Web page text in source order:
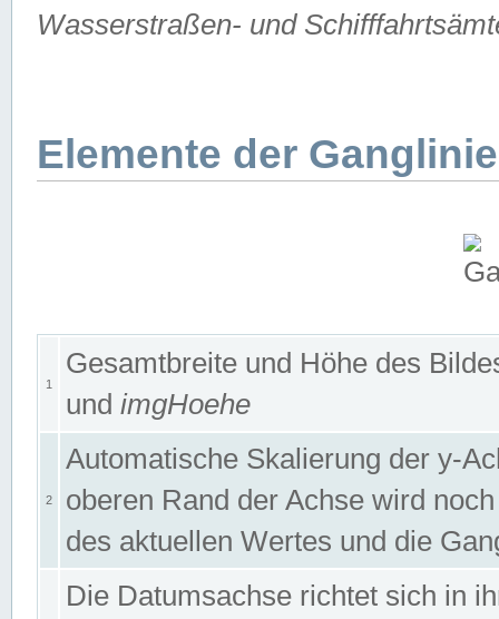
Wasserstraßen- und
Elemente der
1
Gesamtbreite und Höhe des
und imgHoehe
2
Automatische Skalierung der y-
oberen Rand der Achse wird
des aktuellen Wertes und die
Die Datumsachse richtet sich in